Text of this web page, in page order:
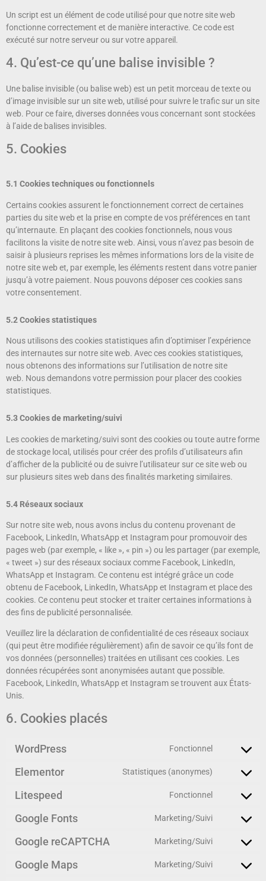
Un script est un élément de code utilisé pour que notre site web
fonctionne correctement et de manière interactive. Ce code est
exécuté sur notre serveur ou sur votre appareil.
4. Qu’est-ce qu’une balise invisible ?
Une balise invisible (ou balise web) est un petit morceau de texte ou
d’image invisible sur un site web, utilisé pour suivre le trafic sur un site
web. Pour ce faire, diverses données vous concernant sont stockées
à l’aide de balises invisibles.
5. Cookies
5.1 Cookies techniques ou fonctionnels
Certains cookies assurent le fonctionnement correct de certaines
parties du site web et la prise en compte de vos préférences en tant
qu’internaute. En plaçant des cookies fonctionnels, nous vous
facilitons la visite de notre site web. Ainsi, vous n’avez pas besoin de
saisir à plusieurs reprises les mêmes informations lors de la visite de
notre site web et, par exemple, les éléments restent dans votre panier
jusqu’à votre paiement. Nous pouvons déposer ces cookies sans
votre consentement.
5.2 Cookies statistiques
Nous utilisons des cookies statistiques afin d’optimiser l’expérience
des internautes sur notre site web. Avec ces cookies statistiques,
nous obtenons des informations sur l’utilisation de notre site
web. Nous demandons votre permission pour placer des cookies
statistiques.
5.3 Cookies de marketing/suivi
Les cookies de marketing/suivi sont des cookies ou toute autre forme
de stockage local, utilisés pour créer des profils d’utilisateurs afin
d’afficher de la publicité ou de suivre l’utilisateur sur ce site web ou
sur plusieurs sites web dans des finalités marketing similaires.
5.4 Réseaux sociaux
Sur notre site web, nous avons inclus du contenu provenant de
Facebook, LinkedIn, WhatsApp et Instagram pour promouvoir des
pages web (par exemple, « like », « pin ») ou les partager (par exemple,
« tweet ») sur des réseaux sociaux comme Facebook, LinkedIn,
WhatsApp et Instagram. Ce contenu est intégré grâce un code
obtenu de Facebook, LinkedIn, WhatsApp et Instagram et place des
cookies. Ce contenu peut stocker et traiter certaines informations à
des fins de publicité personnalisée.
Veuillez lire la déclaration de confidentialité de ces réseaux sociaux
(qui peut être modifiée régulièrement) afin de savoir ce qu’ils font de
vos données (personnelles) traitées en utilisant ces cookies. Les
données récupérées sont anonymisées autant que possible.
Facebook, LinkedIn, WhatsApp et Instagram se trouvent aux États-
Unis.
6. Cookies placés
WordPress Fonctionnel
Elementor Statistiques (anonymes)
Litespeed Fonctionnel
Google Fonts Marketing/Suivi
Google reCAPTCHA Marketing/Suivi
Google Maps Marketing/Suivi